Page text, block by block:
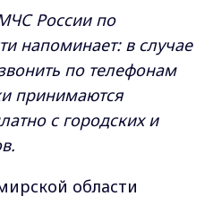
России по
напоминает: в случае
по телефонам
принимаются
с городских и
области